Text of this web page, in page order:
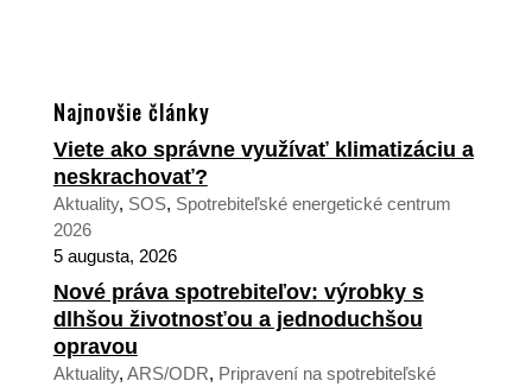
Najnovšie články
Viete ako správne využívať klimatizáciu a
neskrachovať?
Aktuality, SOS, Spotrebiteľské energetické centrum
2026
5 augusta, 2026
Nové práva spotrebiteľov: výrobky s
dlhšou životnosťou a jednoduchšou
opravou
Aktuality, ARS/ODR, Pripravení na spotrebiteľské